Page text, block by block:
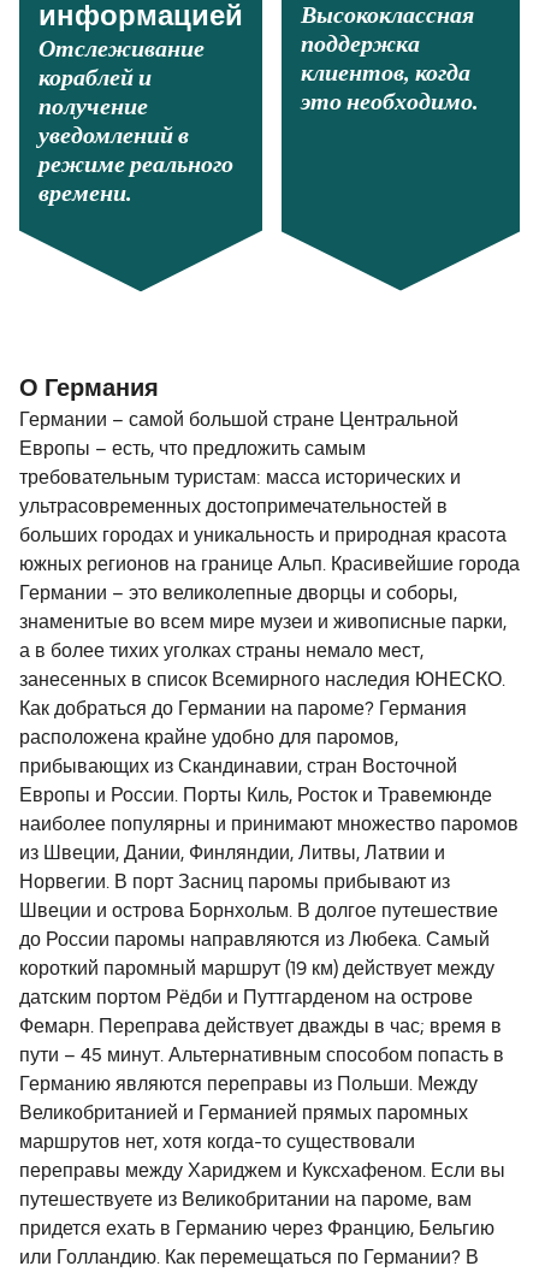
информацией
Отслеживание
кораблей и
получение
уведомлений в
режиме реального
времени.
Высококлассная
поддержка
клиентов, когда
это необходимо.
О Германия
Германии – самой большой стране Центральной
Европы – есть, что предложить самым
требовательным туристам: масса исторических и
ультрасовременных достопримечательностей в
больших городах и уникальность и природная красота
южных регионов на границе Альп. Красивейшие города
Германии – это великолепные дворцы и соборы,
знаменитые во всем мире музеи и живописные парки,
а в более тихих уголках страны немало мест,
занесенных в список Всемирного наследия ЮНЕСКО.
Как добраться до Германии на пароме? Германия
расположена крайне удобно для паромов,
прибывающих из Скандинавии, стран Восточной
Европы и России. Порты Киль, Росток и Травемюнде
наиболее популярны и принимают множество паромов
из Швеции, Дании, Финляндии, Литвы, Латвии и
Норвегии. В порт Засниц паромы прибывают из
Швеции и острова Борнхольм. В долгое путешествие
до России паромы направляются из Любека. Самый
короткий паромный маршрут (19 км) действует между
датским портом Рёдби и Путтгарденом на острове
Фемарн. Переправа действует дважды в час; время в
пути – 45 минут. Альтернативным способом попасть в
Германию являются переправы из Польши. Между
Великобританией и Германией прямых паромных
маршрутов нет, хотя когда-то существовали
переправы между Хариджем и Куксхафеном. Если вы
путешествуете из Великобритании на пароме, вам
придется ехать в Германию через Францию, Бельгию
или Голландию. Как перемещаться по Германии? В